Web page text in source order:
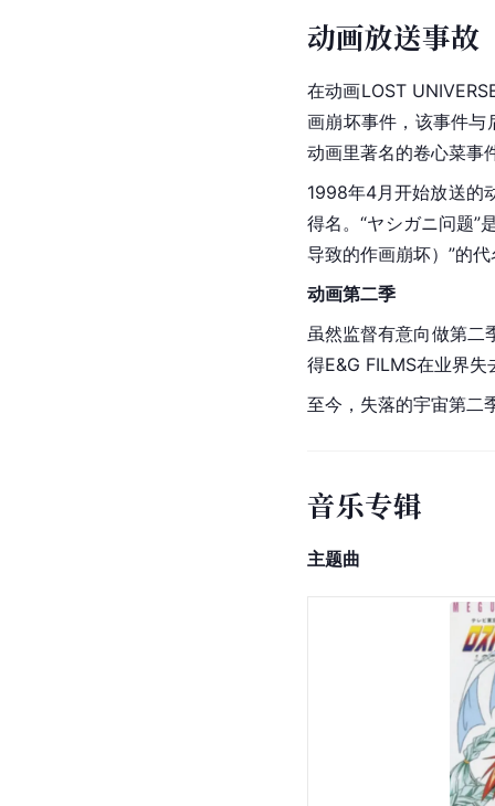
动画放送事故
在动画LOST
画崩坏事件，该事件
动画里著名的卷心菜事
1998年4月开始放送的
得名。“ヤシガニ问题”
导致的作画崩坏）”的
动画第二季
虽然监督有意向做第二
得E&G FILMS在业界
至今，失落的宇宙第二
音乐专辑
主题曲